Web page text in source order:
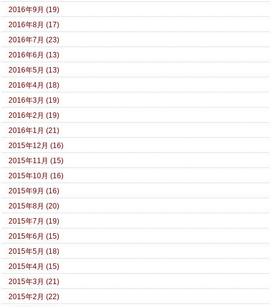
2016年9月 (19)
2016年8月 (17)
2016年7月 (23)
2016年6月 (13)
2016年5月 (13)
2016年4月 (18)
2016年3月 (19)
2016年2月 (19)
2016年1月 (21)
2015年12月 (16)
2015年11月 (15)
2015年10月 (16)
2015年9月 (16)
2015年8月 (20)
2015年7月 (19)
2015年6月 (15)
2015年5月 (18)
2015年4月 (15)
2015年3月 (21)
2015年2月 (22)